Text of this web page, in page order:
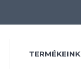
TERMÉKEINK